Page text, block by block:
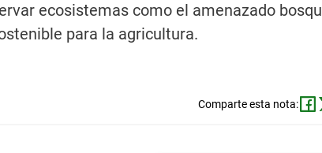
ecosistemas como el amenazado
para la agricultura.
Comparte esta nota: